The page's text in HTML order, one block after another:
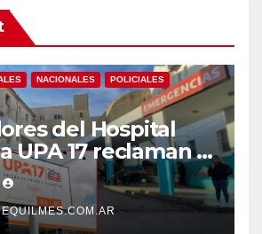
NACIONALES POLICIALES
del Hospital
UPA 17 reclaman el
de becarios y